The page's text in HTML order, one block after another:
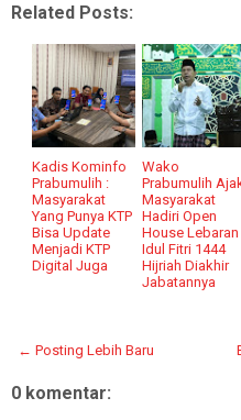
Related Posts:
Kadis Kominfo
Prabumulih :
Masyarakat
Yang Punya KTP
Bisa Update
Menjadi KTP
Digital Juga
Wako
Prabumulih
Masyarakat
Hadiri Open
House Lebaran
Idul Fitri 1444
Hijriah Diakhir
Jabatannya
← Posting Lebih Baru
0 komentar: